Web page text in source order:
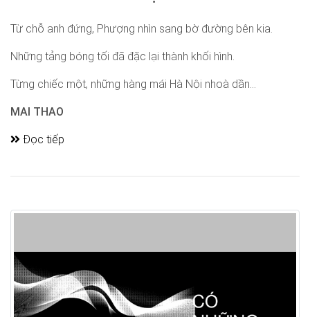
Từ chỗ anh đứng, Phượng nhìn sang bờ đường bên kia.
Những tảng bóng tối đã đặc lại thành khối hình.
Từng chiếc một, những hàng mái Hà Nội nhoà dần...
MAI THAO
Đọc tiếp